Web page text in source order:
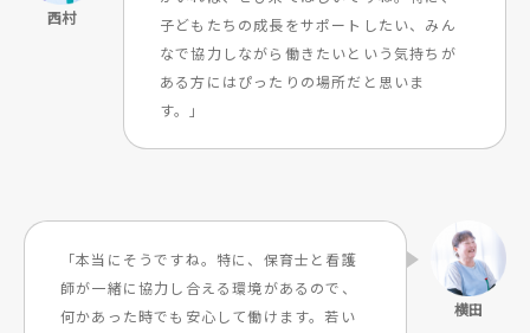
子どもたちの成長をサポートしたい、みん
なで協力しながら働きたいという気持ちが
ある方にはぴったりの場所だと思いま
す。」
「本当にそうですね。特に、保育士と看護
師が一緒に協力し合える環境があるので、
何かあった時でも安心して働けます。若い